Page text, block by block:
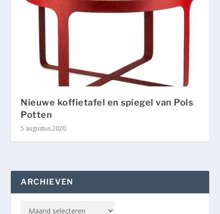
Nieuwe koffietafel en spiegel van Pols
Potten
5 augustus 2020
ARCHIEVEN